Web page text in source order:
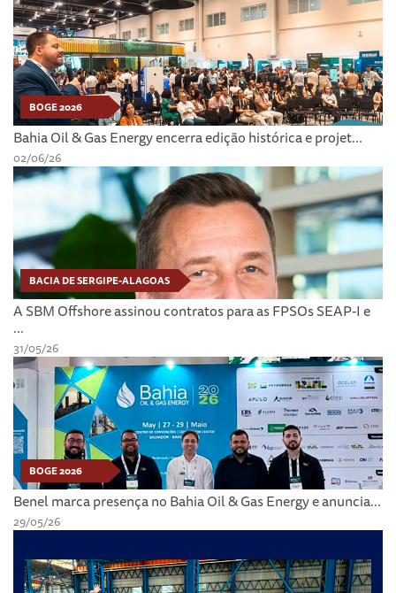
BOGE 2026
Bahia Oil & Gas Energy encerra edição histórica e projet...
02/06/26
BACIA DE SERGIPE-ALAGOAS
A SBM Offshore assinou contratos para as FPSOs SEAP-I e
...
31/05/26
BOGE 2026
Benel marca presença no Bahia Oil & Gas Energy e anuncia...
29/05/26